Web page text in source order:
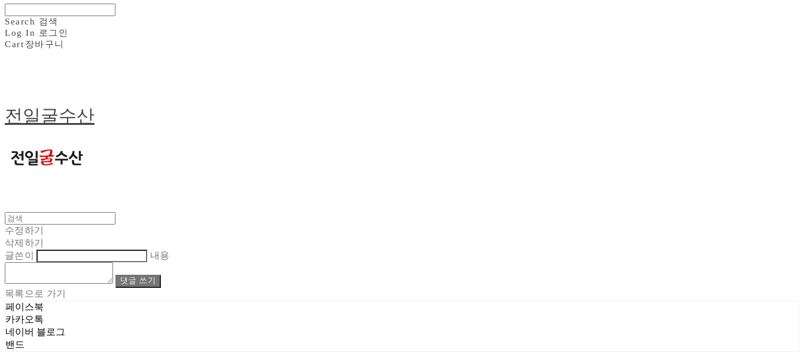
Search 검색
Log In
로그인
Cart 장바구니
전일굴수산
수정하기
삭제하기
글쓴이
내용
댓글 쓰기
목록으로 가기
페이스북
카카오톡
네이버 블로그
밴드